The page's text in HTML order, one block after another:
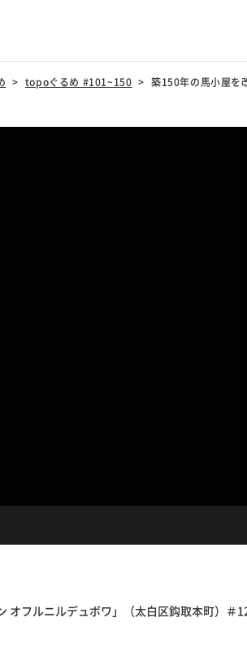
topoぐるめ #101~150 築150年の馬小屋を
オフルニルデュボワ」（太白区鈎取本町）＃